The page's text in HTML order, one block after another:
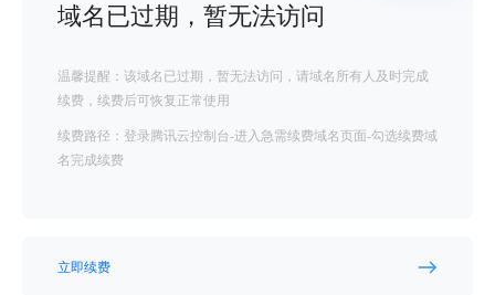
域名已过期，暂无法访问
温馨提醒：该域名已过期，暂无法访问，请域名所有人及时完成
续费，续费后可恢复正常使用
续费路径：登录腾讯云控制台-进入急需续费域名页面-勾选续费域
名完成续费
立即续费